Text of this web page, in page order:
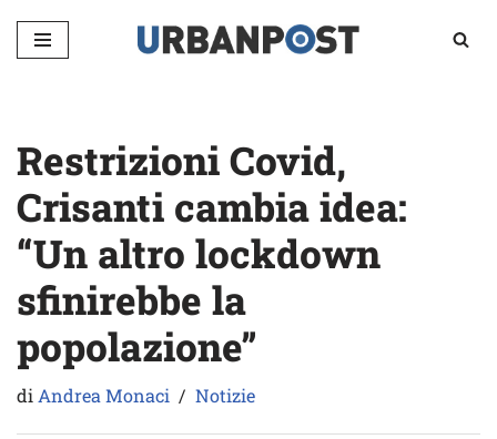
Vai
Restrizioni Covid,
Crisanti cambia idea:
“Un altro lockdown
sfinirebbe la
popolazione”
diAndrea Monaci Notizie